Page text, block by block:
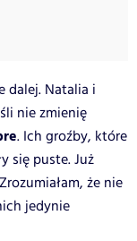
dalej. Natalia i
nie zmienię
. Ich groźby, które
się puste. Już
że nie
jedynie